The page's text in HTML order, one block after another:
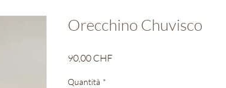
Orecchino Chuvisco
90,00 CHFPrezzo
Quantità *